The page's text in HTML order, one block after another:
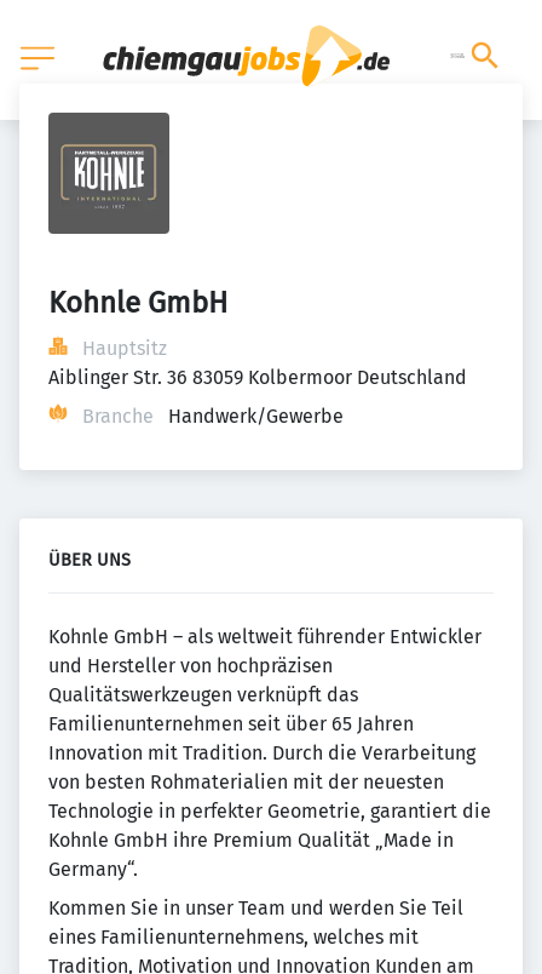
Kohnle GmbH
Hauptsitz
Aiblinger Str. 36 83059 Kolbermoor Deutschland
Branche
Handwerk/Gewerbe
ÜBER UNS
Kohnle GmbH – als weltweit führender Entwickler
und Hersteller von hochpräzisen
Qualitätswerkzeugen verknüpft das
Familienunternehmen seit über 65 Jahren
Innovation mit Tradition. Durch die Verarbeitung
von besten Rohmaterialien mit der neuesten
Technologie in perfekter Geometrie, garantiert die
Kohnle GmbH ihre Premium Qualität „Made in
Germany“.
Kommen Sie in unser Team und werden Sie Teil
eines Familienunternehmens, welches mit
Tradition, Motivation und Innovation Kunden am